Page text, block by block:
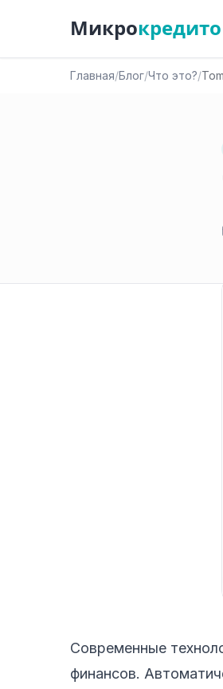
Микрокредито
Главная/Блог/Что это?/
Современные
финансов.